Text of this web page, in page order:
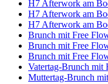
H7 Afterwork am
H7 Afterwork am
H7 Afterwork am
Brunch mit Free
Brunch mit Free
Brunch mit Free
Vatertag-Brunch mit
Muttertag-Brunch